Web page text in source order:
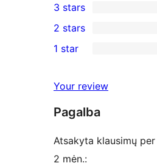
star
reviews
4-
star
reviews
0
3-
star
3 stars
2-
reviews
2 stars
star
reviews
1 star
Your review
Pagalba
Atsakyta klausimų
2 mėn.: